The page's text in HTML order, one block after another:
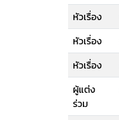
หัวเรื่อง
หัวเรื่อง
หัวเรื่อง
ผู้แต่ง
ร่วม